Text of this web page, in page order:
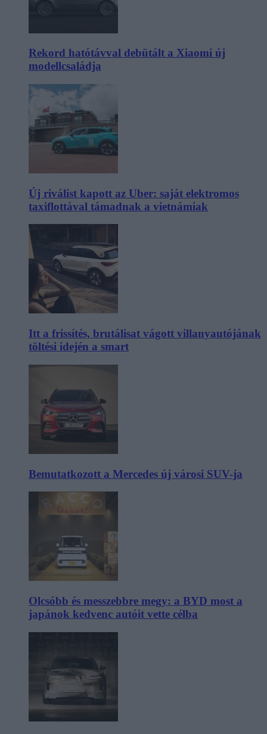
Rekord hatótávval debütált a Xiaomi új
modellcsaládja
Új riválist kapott az Uber: saját elektromos
taxiflottával támadnak a vietnámiak
Itt a frissítés, brutálisat vágott villanyautójának
töltési idején a smart
Bemutatkozott a Mercedes új városi SUV-ja
Olcsóbb és messzebbre megy: a BYD most a
japánok kedvenc autóit vette célba